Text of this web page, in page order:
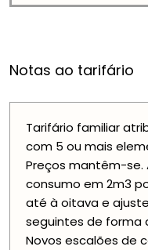
Notas ao tarifário
Tarifário familiar
com 5 ou mais
Preços mantêm-se.
consumo em 2m3
até à oitava e
seguintes de forma
Novos escalões de